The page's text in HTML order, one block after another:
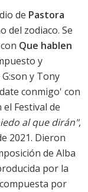
de Pastora
del zodiaco. Se
Que hablen
y
y Tony
conmigo' con
Festival de
al que dirán",
2021. Dieron
de Alba
por la
por